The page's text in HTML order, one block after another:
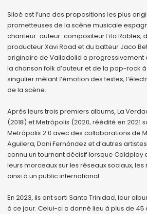
Siloé est l’une des propositions les plus
prometteuses de la scène musicale
chanteur-auteur-compositeur Fito Robles,
producteur Xavi Road et du batteur Jaco
originaire de Valladolid a progressivement
la chanson folk d’auteur et de la pop-rock
singulier mêlant l’émotion des textes,
de la scène.
Après leurs trois premiers albums, La
(2018) et Metrópolis (2020, réédité en 2021
Metrópolis 2.0 avec des collaborations de
Aguilera, Dani Fernández et d’autres
connu un tournant décisif lorsque Coldplay
leurs morceaux sur les réseaux sociaux,
ainsi à un public international.
En 2023, ils ont sorti Santa Trinidad, leur
à ce jour. Celui-ci a donné lieu à plus de